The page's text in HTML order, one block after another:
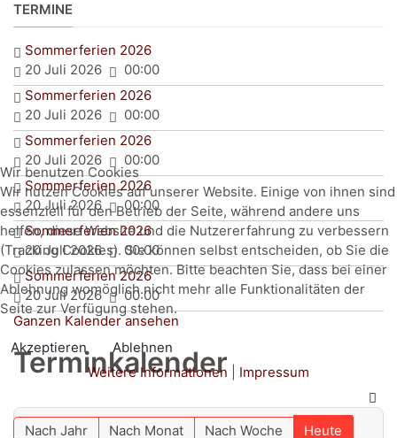
TERMINE
Sommerferien 2026
20 Juli 2026
00:00
Sommerferien 2026
20 Juli 2026
00:00
Sommerferien 2026
20 Juli 2026
00:00
Sommerferien 2026
20 Juli 2026
00:00
Sommerferien 2026
20 Juli 2026
00:00
Sommerferien 2026
20 Juli 2026
00:00
Ganzen Kalender ansehen
Terminkalender
Nach Jahr Nach Monat Nach Woche
Heute
Wir benutzen Cookies
Wir nutzen Cookies auf unserer Website. Einige von ihnen sind
essenziell für den Betrieb der Seite, während andere uns
helfen, diese Website und die Nutzererfahrung zu verbessern
(Tracking Cookies). Sie können selbst entscheiden, ob Sie die
Cookies zulassen möchten. Bitte beachten Sie, dass bei einer
Ablehnung womöglich nicht mehr alle Funktionalitäten der
Seite zur Verfügung stehen.
Akzeptieren
Ablehnen
Weitere Informationen
Impressum